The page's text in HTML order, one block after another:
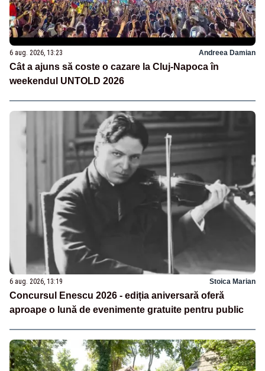
6 aug. 2026, 13:23 Andreea Damian
Cât a ajuns să coste o cazare la Cluj-Napoca în
weekendul UNTOLD 2026
6 aug. 2026, 13:19 Stoica Marian
Concursul Enescu 2026 - ediția aniversară oferă
aproape o lună de evenimente gratuite pentru public